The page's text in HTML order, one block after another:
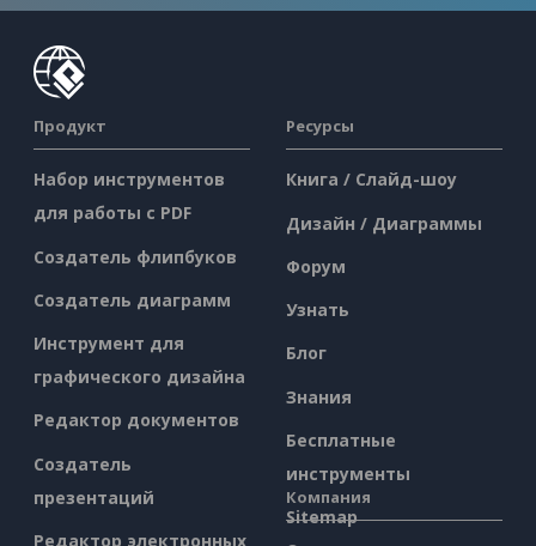
Продукт
Набор инструментов
для работы с PDF
Создатель флипбуков
Создатель диаграмм
Инструмент для
графического дизайна
Редактор документов
Создатель
презентаций
Редактор электронных
Ресурсы
Книга / Слайд-шоу
Дизайн / Диаграммы
Форум
Узнать
Блог
Знания
Бесплатные
инструменты
Sitemap
Компания